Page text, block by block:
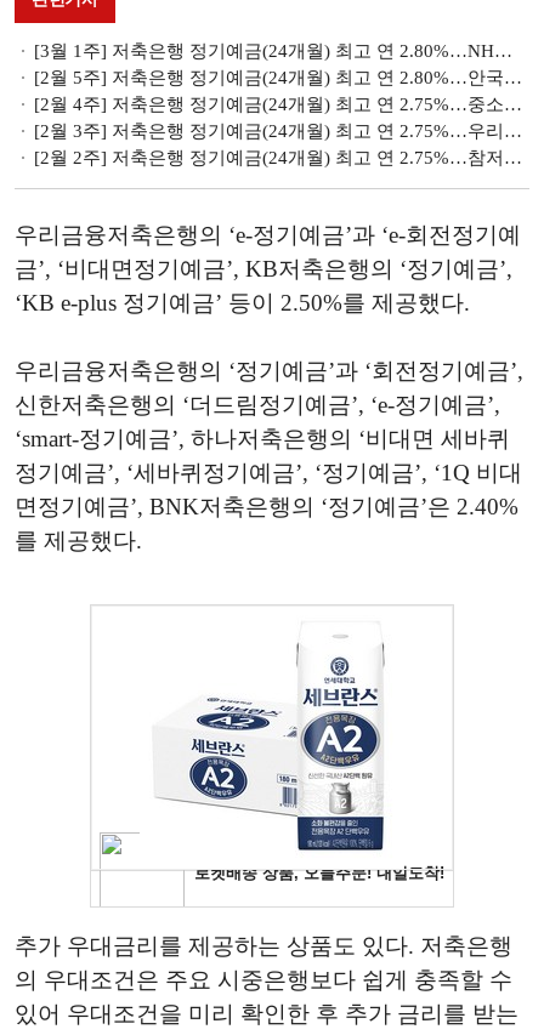
[3월 1주] 저축은행 정기예금(24개월) 최고 연 2.80%…NH저축銀 2.70% 제공
[2월 5주] 저축은행 정기예금(24개월) 최고 연 2.80%…안국저축은행 '정기예금(비대면)'
[2월 4주] 저축은행 정기예금(24개월) 최고 연 2.75%…중소형 저축銀 금리 인상
[2월 3주] 저축은행 정기예금(24개월) 최고 연 2.75%…우리금융·참저축銀 가장 높은 금리 제공
[2월 2주] 저축은행 정기예금(24개월) 최고 연 2.75%…참저축은행 '비대면정기예금'
우리금융저축은행의 ‘e-정기예금’과 ‘e-회전정기예
금’, ‘비대면정기예금’, KB저축은행의 ‘정기예금’,
‘KB e-plus 정기예금’ 등이 2.50%를 제공했다.
우리금융저축은행의 ‘정기예금’과 ‘회전정기예금’,
신한저축은행의 ‘더드림정기예금’, ‘e-정기예금’,
‘smart-정기예금’, 하나저축은행의 ‘비대면 세바퀴
정기예금’, ‘세바퀴정기예금’, ‘정기예금’, ‘1Q 비대
면정기예금’, BNK저축은행의 ‘정기예금’은 2.40%
를 제공했다.
추가 우대금리를 제공하는 상품도 있다. 저축은행
의 우대조건은 주요 시중은행보다 쉽게 충족할 수
있어 우대조건을 미리 확인한 후 추가 금리를 받는